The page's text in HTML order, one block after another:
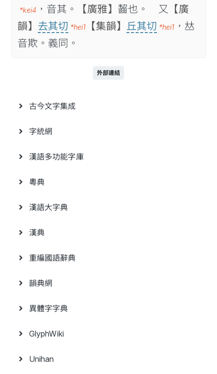
*kei4 ，音其。 【廣雅】 齧也。 又
【廣
韻】 去其切 *hei1 【集韻】 丘其切 *hei1 ，𠀤
音欺。義同。
外部連結
古今文字集成
字統網
漢語多功能字庫
粵典
漢語大字典
漢典
重編國語辭典
韻典網
異體字字典
GlyphWiki
Unihan